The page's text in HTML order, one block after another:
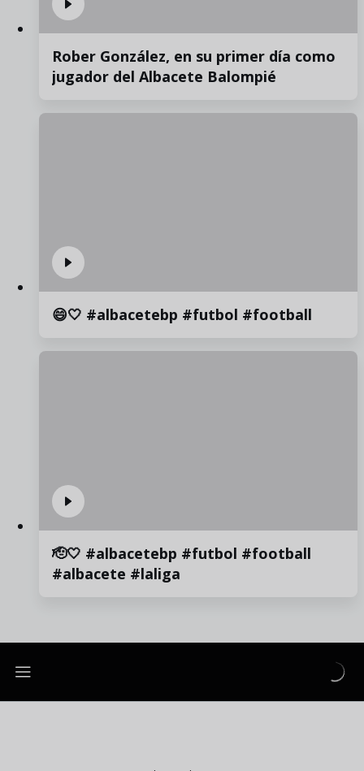
Rober González, en su primer día como
jugador del Albacete Balompié
😄🤍 #albacetebp #futbol #football
🫡🤍 #albacetebp #futbol #football
#albacete #laliga